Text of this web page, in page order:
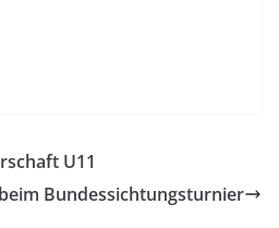
U11
Bundessichtungsturnier